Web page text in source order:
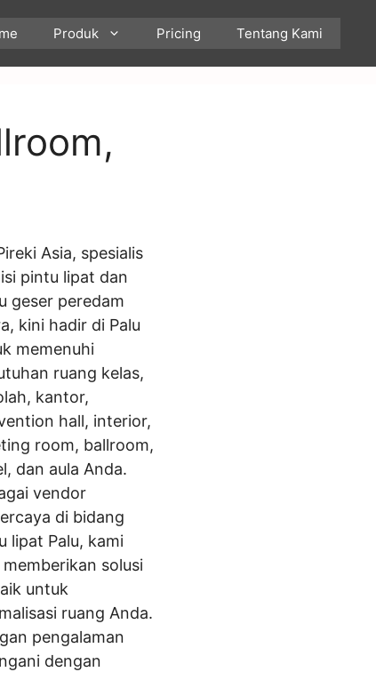
Produk Pricing Tentang Kami
Asia, spesialis
pintu lipat dan
geser peredam
kini hadir di Palu
memenuhi
ruang kelas,
kantor,
hall, interior,
room, ballroom,
dan aula Anda.
vendor
di bidang
lipat Palu, kami
memberikan solusi
untuk
ruang Anda.
pengalaman
dengan